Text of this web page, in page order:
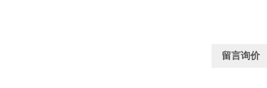
留言询价